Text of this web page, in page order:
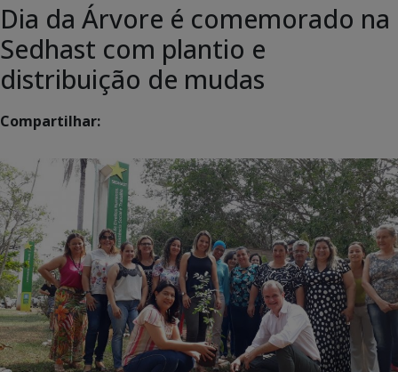
Dia da Árvore é comemorado na
Sedhast com plantio e
distribuição de mudas
Compartilhar: